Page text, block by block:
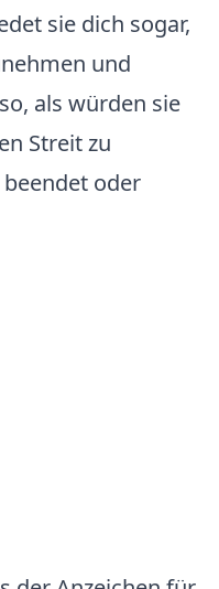
sie dich sogar,
und
als würden sie
Streit zu
oder